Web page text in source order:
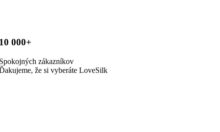
000+
zákazníkov
že si vyberáte LoveSilk